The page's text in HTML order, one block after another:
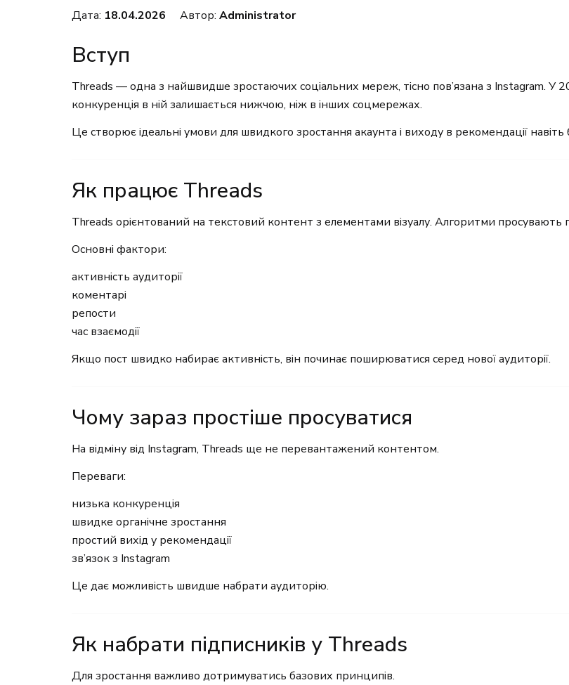
Дата: 18.04.2026 Автор: Administrator
Вступ
Threads — одна з найшвидше зростаючих соціальних мереж, тісно пов’язана з Instagram. У
конкуренція в ній залишається нижчою, ніж в інших соцмережах.
Це створює ідеальні умови для швидкого зростання акаунта і виходу в рекомендації
Як працює Threads
Threads орієнтований на текстовий контент з елементами візуалу. Алгоритми просувають
Основні фактори:
активність аудиторії
коментарі
репости
час взаємодії
Якщо пост швидко набирає активність, він починає поширюватися серед нової аудиторії.
Чому зараз простіше просуватися
На відміну від Instagram, Threads ще не перевантажений контентом.
Переваги:
низька конкуренція
швидке органічне зростання
простий вихід у рекомендації
зв’язок з Instagram
Це дає можливість швидше набрати аудиторію.
Як набрати підписників у Threads
Для зростання важливо дотримуватись базових принципів.